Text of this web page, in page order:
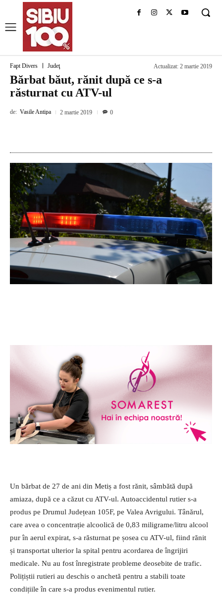
Fapt Divers Judeţ Actualizat: 2 martie 2019
Bărbat băut, rănit după ce s-a
răsturnat cu ATV-ul
de: Vasile Antipa 2 martie 2019 0
Un bărbat de 27 de ani din Metiș a fost rănit, sâmbătă după
amiaza, după ce a căzut cu ATV-ul. Autoaccidentul rutier s-a
produs pe Drumul Județean 105F, pe Valea Avrigului. Tânărul,
care avea o concentrație alcoolică de 0,83 miligrame/litru alcool
pur în aerul expirat, s-a răsturnat pe șosea cu ATV-ul, fiind rănit
și transportat ulterior la spital pentru acordarea de îngrijiri
medicale. Nu au fost înregistrate probleme deosebite de trafic.
Polițiștii rutieri au deschis o anchetă pentru a stabili toate
condițiile în care s-a produs evenimentul rutier.